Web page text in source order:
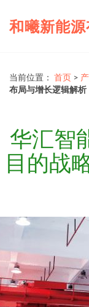
和曦新能
当前位置： 首页 >
布局与增长逻辑解析
华汇智
目的战